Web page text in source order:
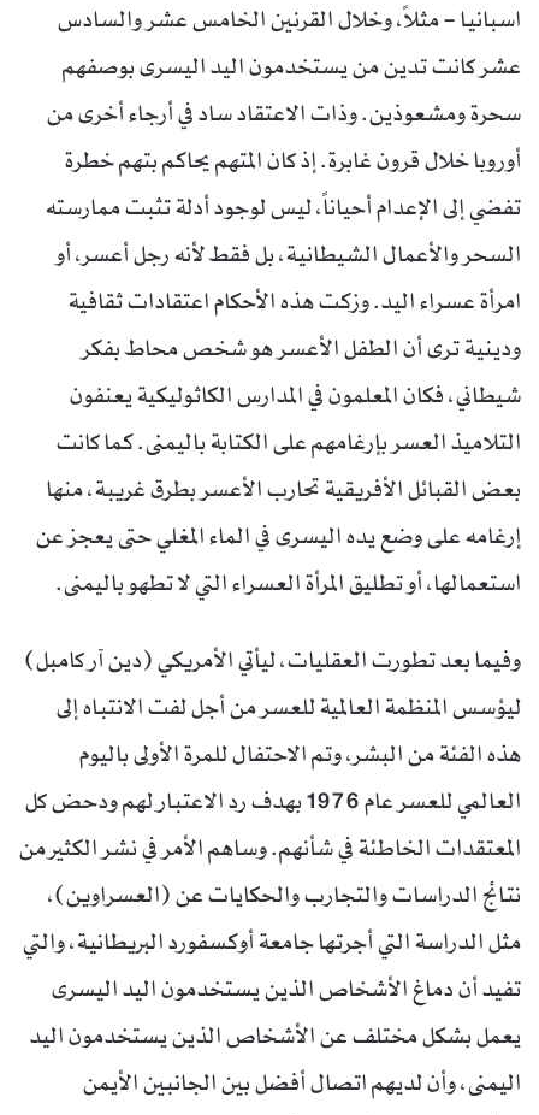
اسبانيا – مثلاً، وخلال القرنين الخامس عشر والسادس
عشر كانت تدين من يستخدمون اليد اليسرى بوصفهم
سحرة ومشعوذين. وذات الاعتقاد ساد في أرجاء أخرى من
أوروبا خلال قرون غابرة. إذ كان المتهم يحاكم بتهم خطرة
تفضي إلى الإعدام أحياناً، ليس لوجود أدلة تثبت ممارسته
السحر والأعمال الشيطانية، بل فقط لأنه رجل أعسر، أو
امرأة عسراء اليد. وزكت هذه الأحكام اعتقادات ثقافية
ودينية ترى أن الطفل الأعسر هو شخص محاط بفكر
شيطاني، فكان المعلمون في المدارس الكاثوليكية يعنفون
التلاميذ العسر بإرغامهم على الكتابة باليمنى. كما كانت
بعض القبائل الأفريقية تحارب الأعسر بطرق غريبة، منها
إرغامه على وضع يده اليسرى في الماء المغلي حتى يعجز عن
استعمالها، أو تطليق المرأة العسراء التي لا تطهو باليمنى.
وفيما بعد تطورت العقليات، ليأتي الأمريكي (دين آر كامبل)
ليؤسس المنظمة العالمية للعسر من أجل لفت الانتباه إلى
هذه الفئة من البشر، وتم الاحتفال للمرة الأولى باليوم
العالمي للعسر عام 1976 بهدف رد الاعتبار لهم ودحض كل
المعتقدات الخاطئة في شأنهم. وساهم الأمر في نشر الكثير من
نتائج الدراسات والتجارب والحكايات عن (العسراوين)،
مثل الدراسة التي أجرتها جامعة أوكسفورد البريطانية، والتي
تفيد أن دماغ الأشخاص الذين يستخدمون اليد اليسرى
يعمل بشكل مختلف عن الأشخاص الذين يستخدمون اليد
اليمنى، وأن لديهم اتصال أفضل بين الجانبين الأيمن